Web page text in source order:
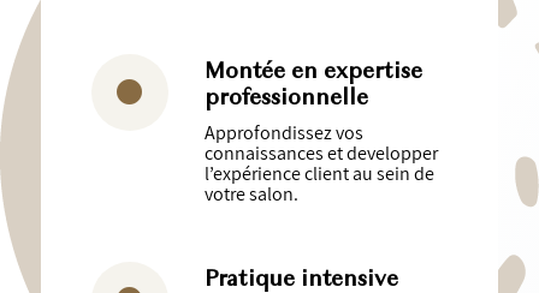
Montée en expertise
professionnelle
Approfondissez vos
connaissances et developper
l’expérience client au sein de
votre salon.
Pratique intensive